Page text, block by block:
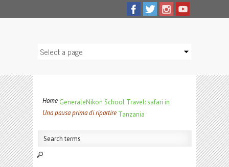
Home GeneraleNikon School Travel: safari in
Tanzania
Una pausa prima di ripartire